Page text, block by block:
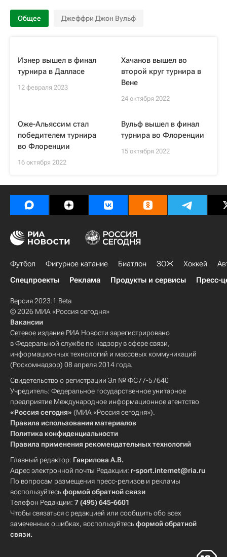
Общее Джеффри Джон Вульф
Изнер вышел в финал
турнира в Далласе
12 февраля 2023
Хачанов вышел во
второй круг турнира в
Вене
24 октября 2022
Оже-Альяссим стал
победителем турнира
во Флоренции
16 октября 2022
Вульф вышел в финал
турнира во Флоренции
15 октября 2022
Футбол Фигурное катание Биатлон ЗОЖ Хоккей
Спецпроекты
Реклама Продукты и сервисы Пресс-
Версия 2023.1 Beta
© 2026 МИА «Россия сегодня»
Вакансии
Сетевое издание РИА Новости зарегистрировано
в Федеральной службе по надзору в сфере связи,
информационных технологий и массовых коммуникаций
(Роскомнадзор) 08 апреля 2014 года.
Свидетельство о регистрации Эл № ФС77-57640
Учредитель: Федеральное государственное унитарное
предприятие Международное информационное агентство
«Россия сегодня» (МИА «Россия сегодня»).
Правила использования материалов
Политика конфиденциальности
Правила применения рекомендательных технологий
Главный редактор: Гаврилова А.В.
Адрес электронной почты Редакции: r-sport.internet@ria.ru
По вопросам размещения пресс-релизов и рекламы
воспользуйтесьформой обратной связи
Телефон Редакции: 7 (495) 645-6601
Чтобы связаться с редакцией или сообщить обо всех
замеченных ошибках, воспользуйтесьформой обратной
связи.